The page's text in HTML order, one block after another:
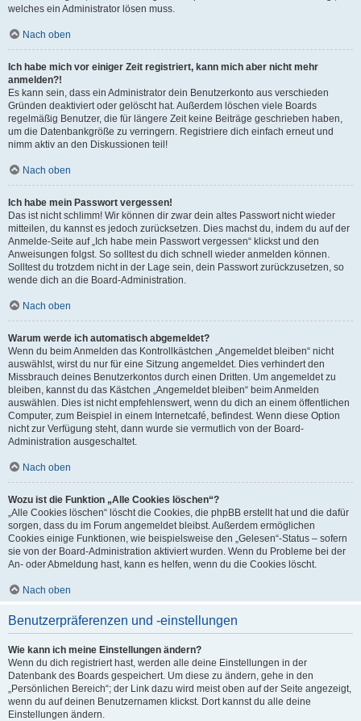
welches ein Administrator lösen muss.
Nach oben
Ich habe mich vor einiger Zeit registriert, kann mich aber nicht mehr
anmelden?!
Es kann sein, dass ein Administrator dein Benutzerkonto aus verschieden
Gründen deaktiviert oder gelöscht hat. Außerdem löschen viele Boards
regelmäßig Benutzer, die für längere Zeit keine Beiträge geschrieben haben,
um die Datenbankgröße zu verringern. Registriere dich einfach erneut und
nimm aktiv an den Diskussionen teil!
Nach oben
Ich habe mein Passwort vergessen!
Das ist nicht schlimm! Wir können dir zwar dein altes Passwort nicht wieder
mitteilen, du kannst es jedoch zurücksetzen. Dies machst du, indem du auf der
Anmelde-Seite auf „Ich habe mein Passwort vergessen“ klickst und den
Anweisungen folgst. So solltest du dich schnell wieder anmelden können.
Solltest du trotzdem nicht in der Lage sein, dein Passwort zurückzusetzen, so
wende dich an die Board-Administration.
Nach oben
Warum werde ich automatisch abgemeldet?
Wenn du beim Anmelden das Kontrollkästchen „Angemeldet bleiben“ nicht
auswählst, wirst du nur für eine Sitzung angemeldet. Dies verhindert den
Missbrauch deines Benutzerkontos durch einen Dritten. Um angemeldet zu
bleiben, kannst du das Kästchen „Angemeldet bleiben“ beim Anmelden
auswählen. Dies ist nicht empfehlenswert, wenn du dich an einem öffentlichen
Computer, zum Beispiel in einem Internetcafé, befindest. Wenn diese Option
nicht zur Verfügung steht, dann wurde sie vermutlich von der Board-
Administration ausgeschaltet.
Nach oben
Wozu ist die Funktion „Alle Cookies löschen“?
„Alle Cookies löschen“ löscht die Cookies, die phpBB erstellt hat und die dafür
sorgen, dass du im Forum angemeldet bleibst. Außerdem ermöglichen
Cookies einige Funktionen, wie beispielsweise den „Gelesen“-Status – sofern
sie von der Board-Administration aktiviert wurden. Wenn du Probleme bei der
An- oder Abmeldung hast, kann es helfen, wenn du die Cookies löscht.
Nach oben
Benutzerpräferenzen und -einstellungen
Wie kann ich meine Einstellungen ändern?
Wenn du dich registriert hast, werden alle deine Einstellungen in der
Datenbank des Boards gespeichert. Um diese zu ändern, gehe in den
„Persönlichen Bereich“; der Link dazu wird meist oben auf der Seite angezeigt,
wenn du auf deinen Benutzernamen klickst. Dort kannst du alle deine
Einstellungen ändern.